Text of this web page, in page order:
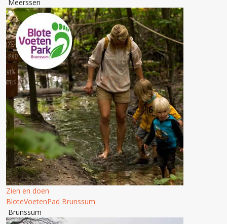
Meerssen
Zien en doen
BloteVoetenPad Brunssum:
Brunssum